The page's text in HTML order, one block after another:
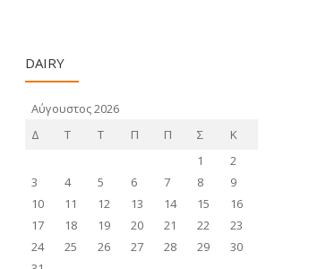
DAIRY
Αύγουστος 2026
Δ
Τ Τ Π Π Σ
Κ
1
2
3
4 5 6 7 8
9
10
11 12 13 14 15
16
17
18 19 20 21 22
23
24
25 26 27 28 29
30